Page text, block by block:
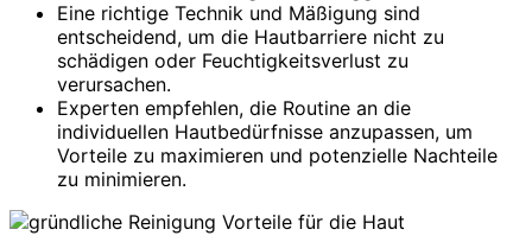
Eine richtige Technik und Mäßigung sind
entscheidend, um die Hautbarriere nicht zu
schädigen oder Feuchtigkeitsverlust zu
verursachen.
Experten empfehlen, die Routine an die
individuellen Hautbedürfnisse anzupassen, um
Vorteile zu maximieren und potenzielle Nachteile
zu minimieren.